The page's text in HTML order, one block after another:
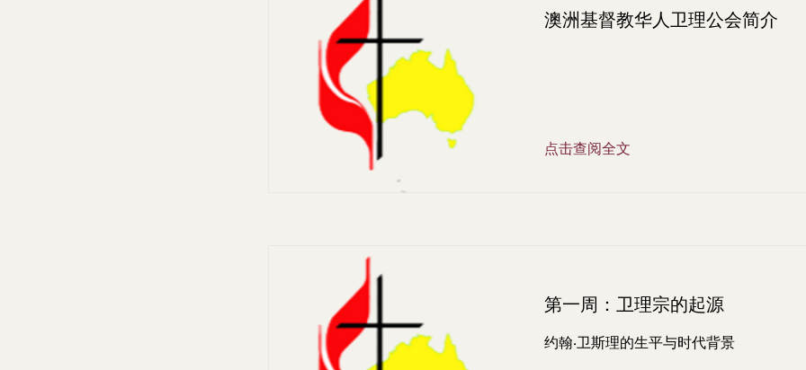
澳洲基督教华人卫理公会简介
点击查阅全文
第一周：卫理宗的起源
约翰·卫斯理的生平与时代背景